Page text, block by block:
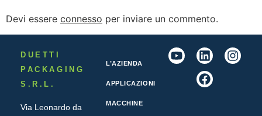
Devi essere connesso per inviare un commento.
DUETTI
PACKAGING
S.R.L.
Via Leonardo da
L’AZIENDA
APPLICAZIONI
MACCHINE